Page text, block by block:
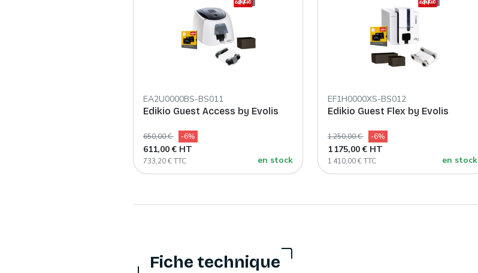
EA2U0000BS-BS011
Edikio Guest Access by Evolis
650,00 € -6%
611,00 € HT
733,20 € TTC en stock
EF1H0000XS-BS012
Edikio Guest Flex by Evolis
1 250,00 € -6%
1 175,00 € HT
1 410,00 € TTC en stock
Fiche technique